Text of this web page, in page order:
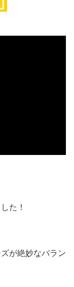
た！
が絶妙なバラン